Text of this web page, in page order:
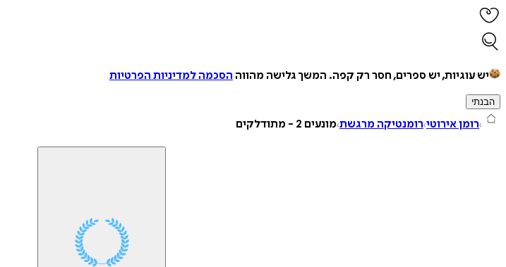
יש עוגיות, יש ספרים, חסר רק קפה. המשך גלישה מהווה הסכמה למדיניות הפרטיות
הבנתי
רומן אירוטי רומנטיקה מרגשת מונעים 2 - מתודלקים